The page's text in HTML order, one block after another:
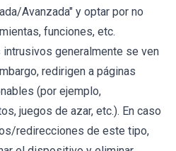
Avanzada" y optar por no
funciones, etc.
generalmente se ven
redirigen a páginas
(por ejemplo,
juegos de azar, etc.). En caso
redirecciones de este tipo,